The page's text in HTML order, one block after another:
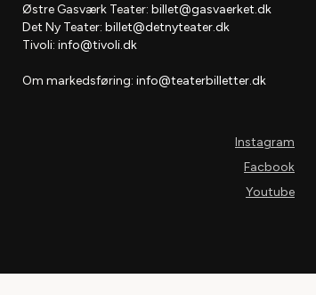
Østre Gasværk Teater: billet@gasvaerket.dk
Det Ny Teater: billet@detnyteater.dk
Tivoli: info@tivoli.dk
Om markedsføring: info@teaterbilletter.dk
Instagram
Facbook
Youtube